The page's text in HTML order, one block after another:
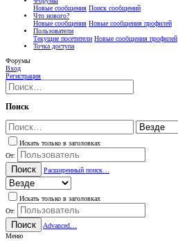
Новые сообщения Поиск сообщений
Что нового?
Новые сообщения Новые сообщения профилей
Пользователи
Текущие посетители Новые сообщения профилей
Точка доступа
Форумы
Вход
Регистрация
Поиск
Искать только в заголовках
От:
Поиск Расширенный поиск…
Искать только в заголовках
От:
Поиск
Advanced…
Меню